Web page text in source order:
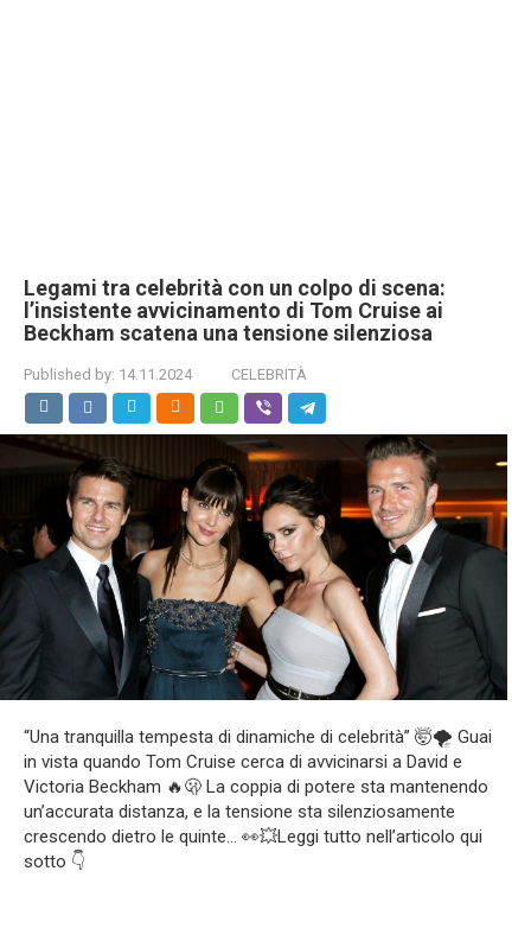
Legami tra celebrità con un colpo di scena:
l’insistente avvicinamento di Tom Cruise ai
Beckham scatena una tensione silenziosa
Published by: 14.11.2024 CELEBRITÀ
“Una tranquilla tempesta di dinamiche di celebrità” 🤯🌪 Guai
in vista quando Tom Cruise cerca di avvicinarsi a David e
Victoria Beckham 🔥🫢 La coppia di potere sta mantenendo
un’accurata distanza, e la tensione sta silenziosamente
crescendo dietro le quinte… 👀💥Leggi tutto nell’articolo qui
sotto 👇